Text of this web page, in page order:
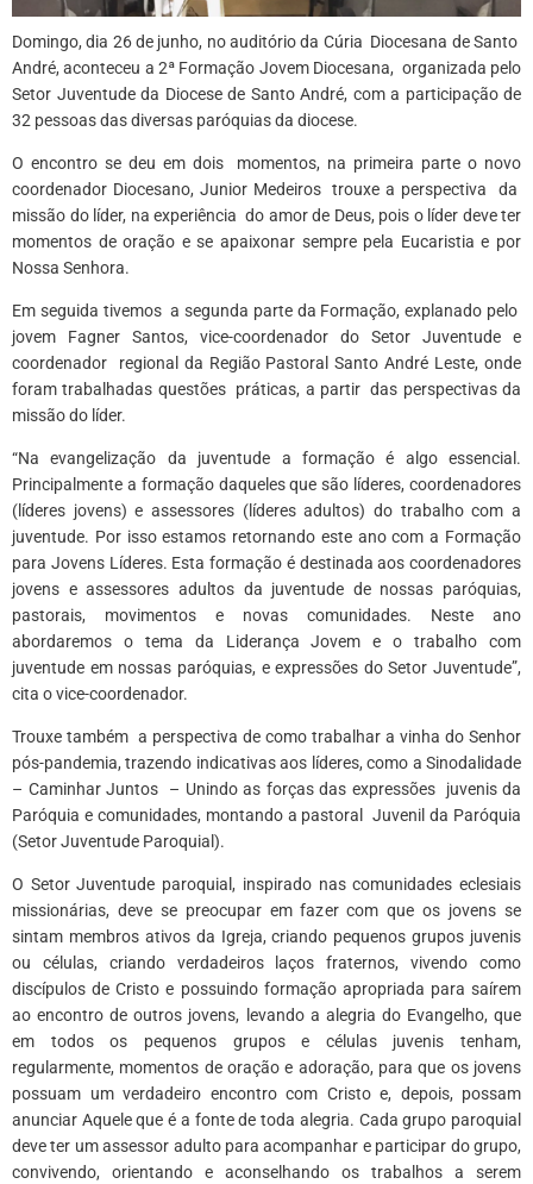
Domingo, dia 26 de junho, no auditório da Cúria Diocesana de Santo
André, aconteceu a 2ª Formação Jovem Diocesana, organizada pelo
Setor Juventude da Diocese de Santo André, com a participação de
32 pessoas das diversas paróquias da diocese.
O encontro se deu em dois momentos, na primeira parte o novo
coordenador Diocesano, Junior Medeiros trouxe a perspectiva da
missão do líder, na experiência do amor de Deus, pois o líder deve ter
momentos de oração e se apaixonar sempre pela Eucaristia e por
Nossa Senhora.
Em seguida tivemos a segunda parte da Formação, explanado pelo
jovem Fagner Santos, vice-coordenador do Setor Juventude e
coordenador regional da Região Pastoral Santo André Leste, onde
foram trabalhadas questões práticas, a partir das perspectivas da
missão do líder.
“Na evangelização da juventude a formação é algo essencial.
Principalmente a formação daqueles que são líderes, coordenadores
(líderes jovens) e assessores (líderes adultos) do trabalho com a
juventude. Por isso estamos retornando este ano com a Formação
para Jovens Líderes. Esta formação é destinada aos coordenadores
jovens e assessores adultos da juventude de nossas paróquias,
pastorais, movimentos e novas comunidades. Neste ano
abordaremos o tema da Liderança Jovem e o trabalho com
juventude em nossas paróquias, e expressões do Setor Juventude”,
cita o vice-coordenador.
Trouxe também a perspectiva de como trabalhar a vinha do Senhor
pós-pandemia, trazendo indicativas aos líderes, como a Sinodalidade
– Caminhar Juntos – Unindo as forças das expressões juvenis da
Paróquia e comunidades, montando a pastoral Juvenil da Paróquia
(Setor Juventude Paroquial).
O Setor Juventude paroquial, inspirado nas comunidades eclesiais
missionárias, deve se preocupar em fazer com que os jovens se
sintam membros ativos da Igreja, criando pequenos grupos juvenis
ou células, criando verdadeiros laços fraternos, vivendo como
discípulos de Cristo e possuindo formação apropriada para saírem
ao encontro de outros jovens, levando a alegria do Evangelho, que
em todos os pequenos grupos e células juvenis tenham,
regularmente, momentos de oração e adoração, para que os jovens
possuam um verdadeiro encontro com Cristo e, depois, possam
anunciar Aquele que é a fonte de toda alegria. Cada grupo paroquial
deve ter um assessor adulto para acompanhar e participar do grupo,
convivendo, orientando e aconselhando os trabalhos a serem